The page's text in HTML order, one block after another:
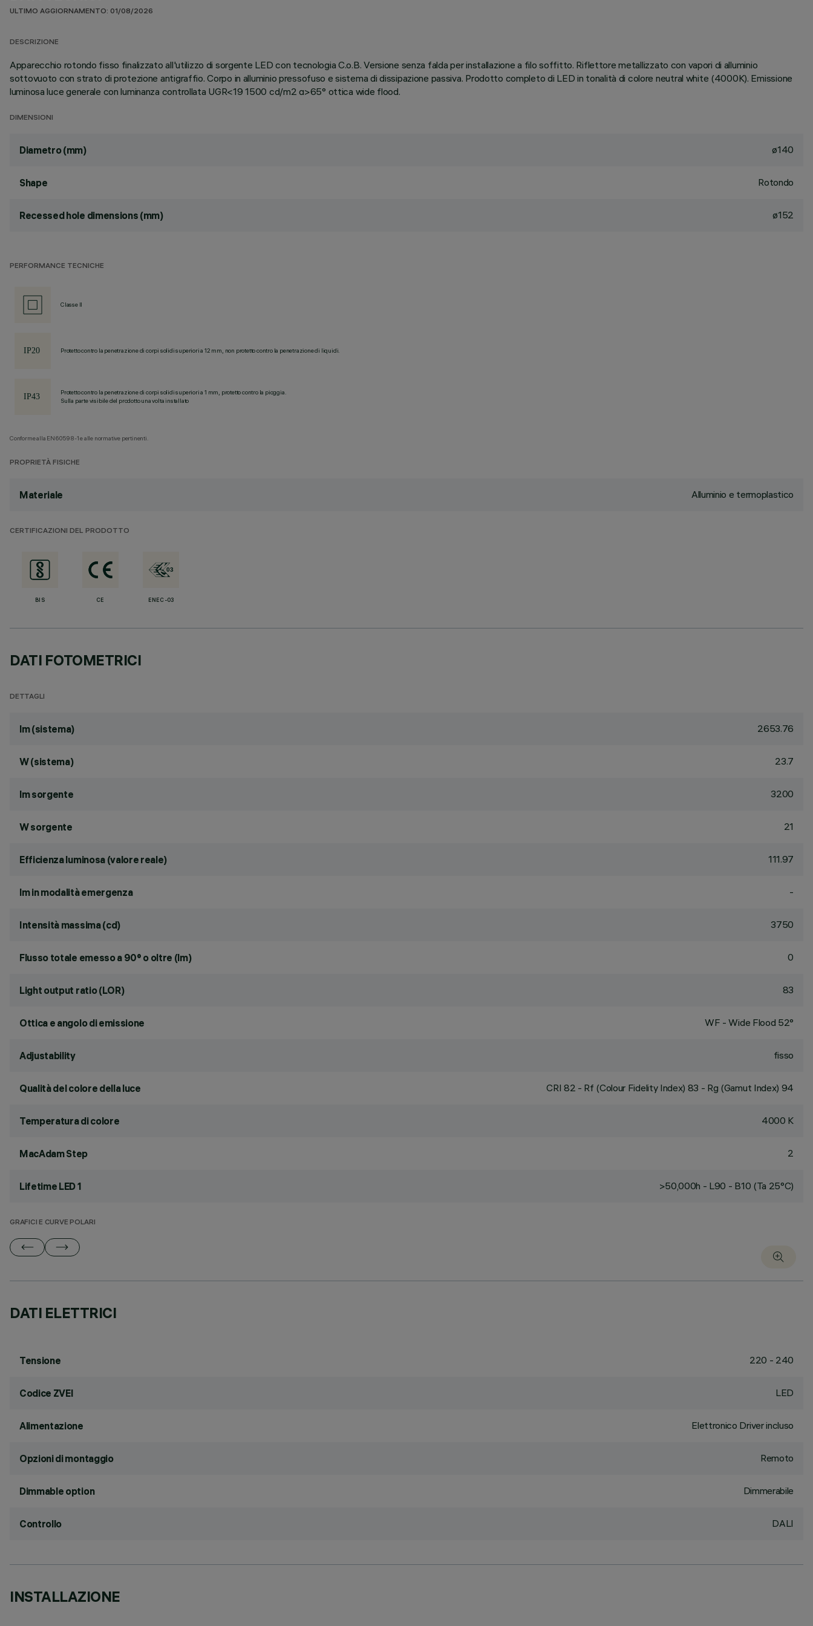
ULTIMO AGGIORNAMENTO: 01/08/2026
DESCRIZIONE
Apparecchio rotondo fisso finalizzato all'utilizzo di sorgente LED con tecnologia C.o.B. Versione senza falda per installazione a filo soffitto. Riflettore metallizzato con vapori di alluminio
sottovuoto con strato di protezione antigraffio. Corpo in alluminio pressofuso e sistema di dissipazione passiva. Prodotto completo di LED in tonalità di colore neutral white (4000K). Emissione
luminosa luce generale con luminanza controllata UGR<19 1500 cd/m2 α>65° ottica wide flood.
DIMENSIONI
Diametro (mm) ø140
Shape Rotondo
Recessed hole dimensions (mm) ø152
PERFORMANCE TECNICHE
Classe II
Protetto contro la penetrazione di corpi solidi superiori a 12 mm, non protetto contro la penetrazione di liquidi.
Protetto contro la penetrazione di corpi solidi superiori a 1 mm, protetto contro la pioggia.
Sulla parte visibile del prodotto una volta installato
Conforme alla EN60598-1 e alle normative pertinenti.
PROPRIETÀ FISICHE
Materiale Alluminio e termoplastico
CERTIFICAZIONI DEL PRODOTTO
BIS CE ENEC-03
DATI FOTOMETRICI
DETTAGLI
lm (sistema) 2653.76
W (sistema) 23.7
lm sorgente 3200
W sorgente 21
Efficienza luminosa (valore reale) 111.97
lm in modalità emergenza -
Intensità massima (cd) 3750
Flusso totale emesso a 90° o oltre (lm) 0
Light output ratio (LOR) 83
Ottica e angolo di emissione WF - Wide Flood 52°
Adjustability fisso
Qualità del colore della luce CRI 82 - Rf (Colour Fidelity Index) 83 - Rg (Gamut Index) 94
Temperatura di colore 4000 K
MacAdam Step 2
Lifetime LED 1 >50,000h - L90 - B10 (Ta 25°C)
GRAFICI E CURVE POLARI
DATI ELETTRICI
Tensione 220 - 240
Codice ZVEI LED
Alimentazione Elettronico Driver incluso
Opzioni di montaggio Remoto
Dimmable option Dimmerabile
Controllo DALI
INSTALLAZIONE